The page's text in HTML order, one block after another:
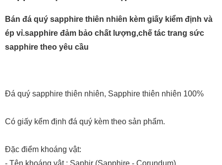
Bán đá quý sapphire thiên nhiên kèm giấy kiểm định và
ép vỉ.sapphire đảm bảo chất lượng,chế tác trang sức
sapphire theo yêu cầu
Đá quý sapphire thiên nhiên, Sapphire thiên nhiên 100%
Có giấy kểm định đá quý kèm theo sản phẩm.
Đặc điểm khoáng vật: